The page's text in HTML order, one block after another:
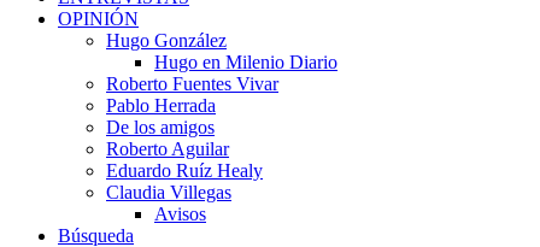
OPINIÓN
Hugo González
Hugo en Milenio Diario
Roberto Fuentes Vivar
Pablo Herrada
De los amigos
Roberto Aguilar
Eduardo Ruíz Healy
Claudia Villegas
Avisos
Búsqueda